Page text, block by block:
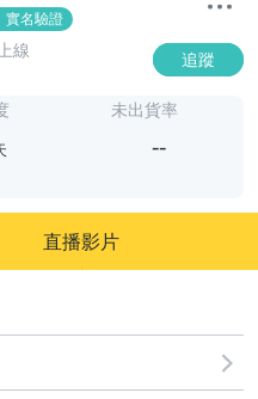
實名驗證
線 追蹤
未出貨率
--
直播影片